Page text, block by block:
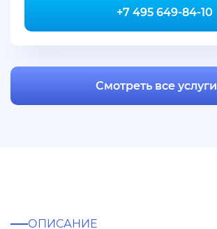
+7 495 649-84-10
Смотреть все услуги
ОПИСАНИЕ